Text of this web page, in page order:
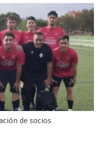
de socios